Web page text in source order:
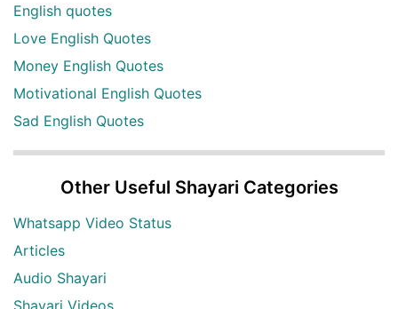
English quotes
Love English Quotes
Money English Quotes
Motivational English Quotes
Sad English Quotes
Other Useful Shayari Categories
Whatsapp Video Status
Articles
Audio Shayari
Shayari Videos